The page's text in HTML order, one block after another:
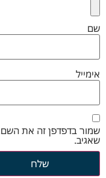
שם
אימייל
שמור בדפדפן זה את
שאגיב.